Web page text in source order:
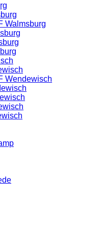
Walmsburg
Wendewisch